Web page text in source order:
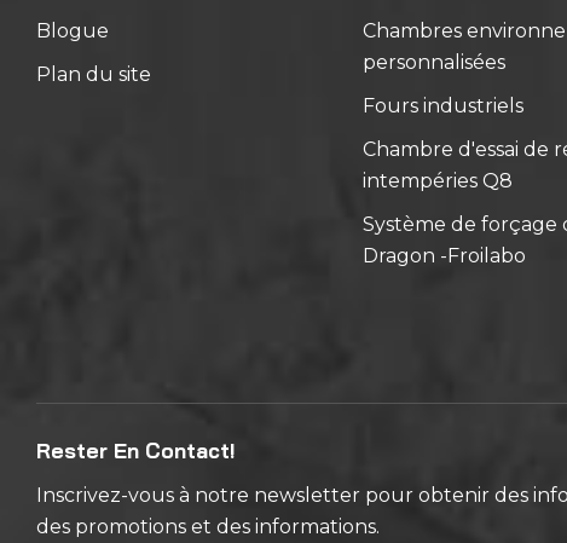
Blogue
Plan du site
Chambres
personnalisées
Fours industriels
Chambre d'essai de
intempéries Q8
Système de
Dragon -Froilabo
Rester En Contact!
Inscrivez-vous à notre newsletter pour obtenir des
des promotions et des informations.